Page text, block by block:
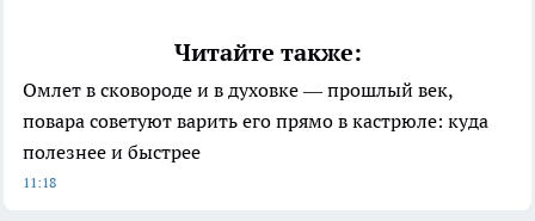
Читайте также:
Омлет в сковороде и в духовке — прошлый век,
повара советуют варить его прямо в кастрюле: куда
полезнее и быстрее
11:18